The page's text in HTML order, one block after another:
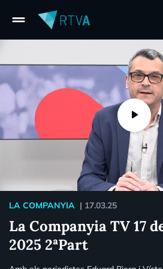
drag_handle
LA COMPANYIA | 17.03.25
La Companyia TV 17
2025 2ªPart